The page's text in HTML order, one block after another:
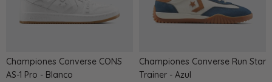
Championes Converse CONS
AS-1 Pro - Blanco
Championes Converse Run Star
Trainer - Azul